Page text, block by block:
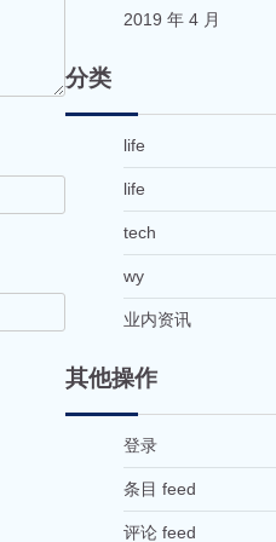
2019 年 4 月
分类
life
life
tech
wy
业内资讯
其他操作
登录
条目 feed
评论 feed